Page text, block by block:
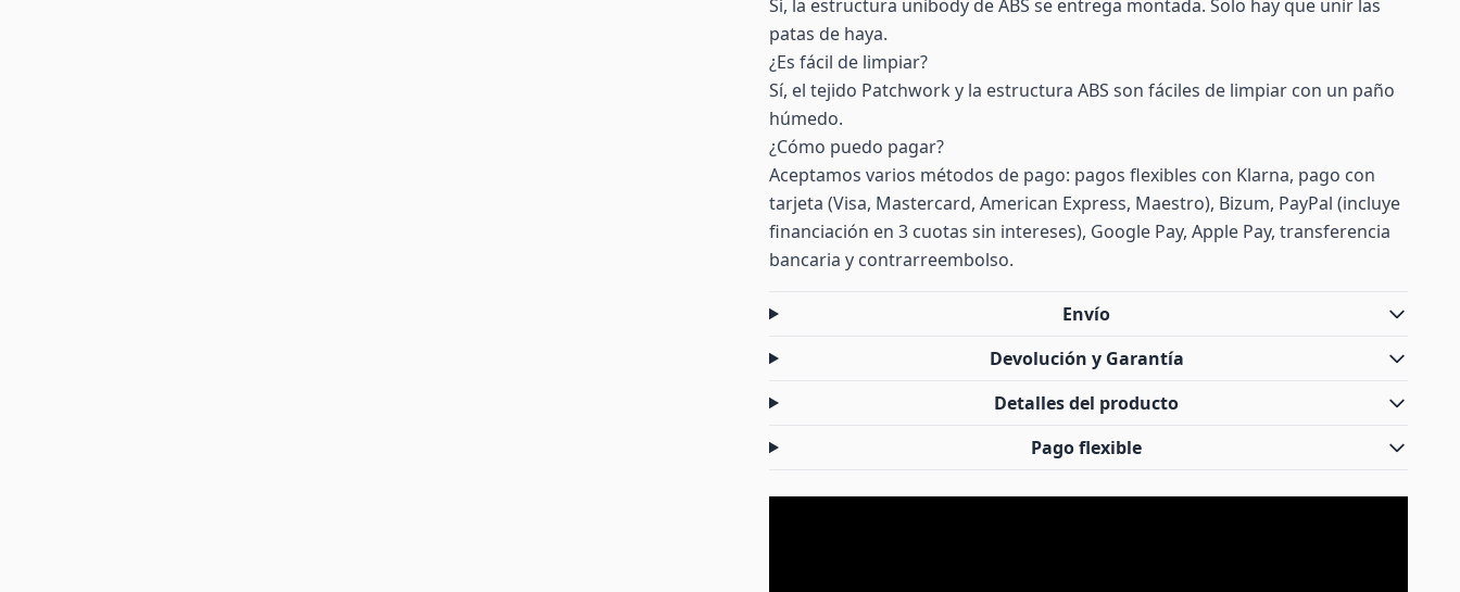
Sí, la estructura unibody de ABS se entrega montada. Solo hay que unir las
patas de haya.
¿Es fácil de limpiar?
Sí, el tejido Patchwork y la estructura ABS son fáciles de limpiar con un paño
húmedo.
¿Cómo puedo pagar?
Aceptamos varios métodos de pago: pagos flexibles con Klarna, pago con
tarjeta (Visa, Mastercard, American Express, Maestro), Bizum, PayPal (incluye
financiación en 3 cuotas sin intereses), Google Pay, Apple Pay, transferencia
bancaria y contrarreembolso.
Envío
Devolución y Garantía
Detalles del producto
Pago flexible